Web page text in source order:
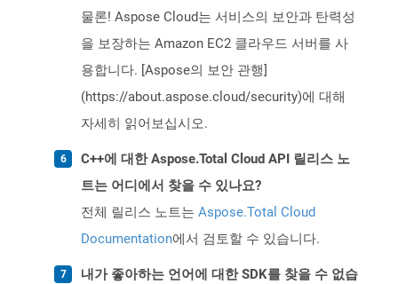
물론! Aspose Cloud는 서비스의 보안과 탄력성
을 보장하는 Amazon EC2 클라우드 서버를 사
용합니다. [Aspose의 보안 관행]
(https://about.aspose.cloud/security)에 대해
자세히 읽어보십시오.
C++에 대한 Aspose.Total Cloud API 릴리스 노
트는 어디에서 찾을 수 있나요?
전체 릴리스 노트는 Aspose.Total Cloud
Documentation에서 검토할 수 있습니다.
내가 좋아하는 언어에 대한 SDK를 찾을 수 없습